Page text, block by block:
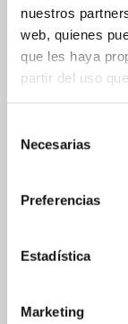
nuestros
web, quienes
que les haya
partir del uso
Necesarias
Preferencias
Estadística
Marketing